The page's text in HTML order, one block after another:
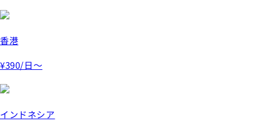
香港
¥390/日～
インドネシア